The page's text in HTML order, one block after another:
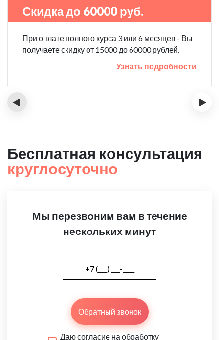
Скидка до 60000 руб.
При оплате полного курса 3 или 6 месяцев - Вы
получаете скидку от 15000 до 60000 рублей.
Узнать подробности
‹ ›
Бесплатная консультация
круглосуточно
Мы перезвоним вам в течение
нескольких минут
Обратный звонок
Даю согласие на обработку